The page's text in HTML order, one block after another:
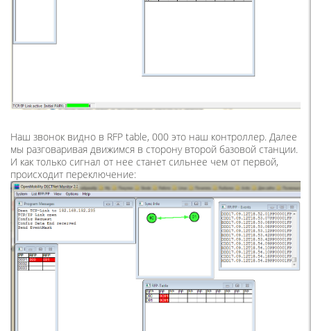
Наш звонок видно в RFP table, 000 это наш контроллер. Далее
мы разговаривая движимся в сторону второй базовой станции.
И как только сигнал от нее станет сильнее чем от первой,
происходит переключение: